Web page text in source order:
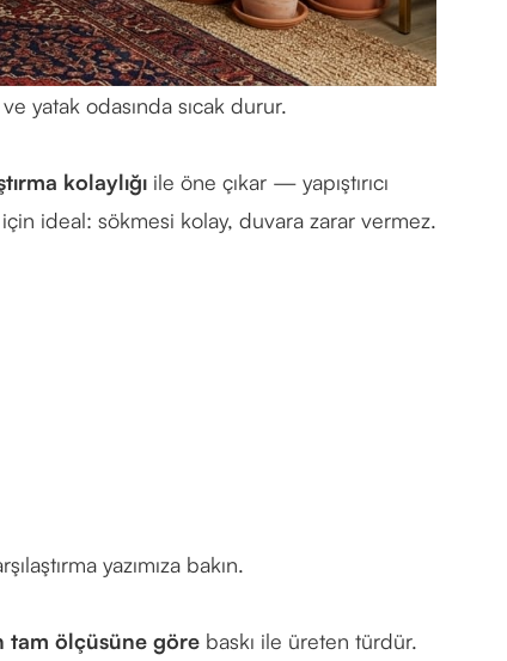
yatak odasında sıcak durur.
kolaylığı ile öne çıkar — yapıştırıcı
ideal: sökmesi kolay, duvara zarar vermez.
yazımıza bakın.
tam ölçüsüne göre baskı ile üreten türdür.